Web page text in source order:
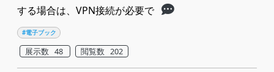
する場合は、VPN接続が必要で
#電子ブック
展示数 48 閲覧数 202